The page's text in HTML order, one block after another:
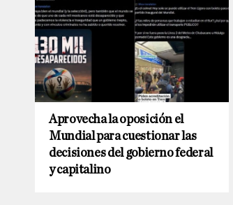
Aprovecha la oposición el
Mundial para cuestionar las
decisiones del gobierno federal
y capitalino